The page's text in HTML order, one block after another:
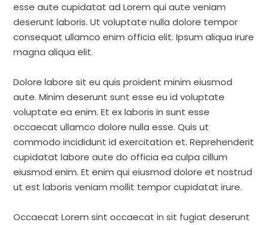
esse aute cupidatat ad Lorem qui aute veniam
deserunt laboris. Ut voluptate nulla dolore tempor
consequat ullamco enim officia elit. Ipsum aliqua irure
magna aliqua elit.
Dolore labore sit eu quis proident minim eiusmod
aute. Minim deserunt sunt esse eu id voluptate
voluptate ea enim. Et ex laboris in sunt esse
occaecat ullamco dolore nulla esse. Quis ut
commodo incididunt id exercitation et. Reprehenderit
cupidatat labore aute do officia ea culpa cillum
eiusmod enim. Et enim qui eiusmod dolore et nostrud
ut est laboris veniam mollit tempor cupidatat irure.
Occaecat Lorem sint occaecat in sit fugiat deserunt